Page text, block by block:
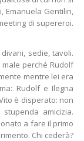
Emanuela Gentilin,
di supereroi.
sedie, tavoli.
perché Rudolf
mentre lei era
Rudolf e Ilegna
è disperato: non
amicizia.
a fare il primo
Chi cederà?